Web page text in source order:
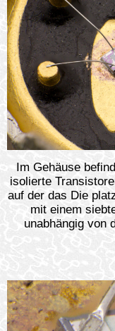
Im Gehäuse
isolierte
auf der das Die
mit einem
unabhängig von